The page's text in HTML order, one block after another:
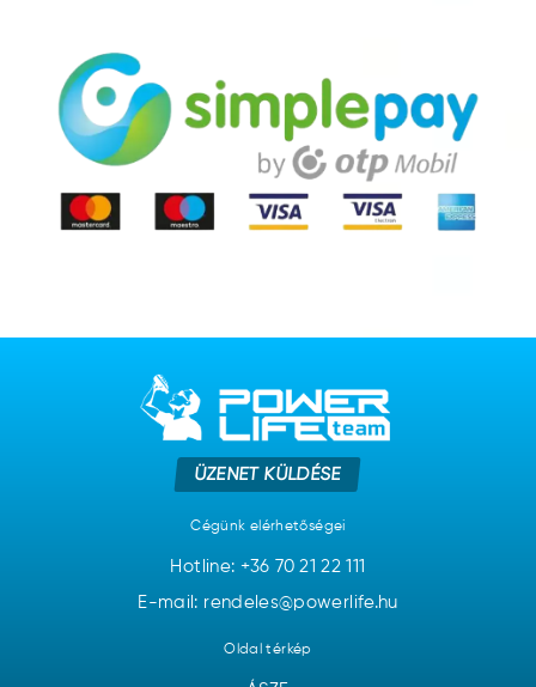
ÜZENET KÜLDÉSE
Cégünk elérhetőségei
Hotline: +36 70 21 22 111
E-mail: rendeles@powerlife.hu
Oldal térkép